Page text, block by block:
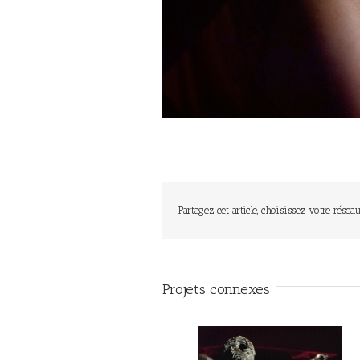
Partagez cet article, choisissez votre
Projets connexes